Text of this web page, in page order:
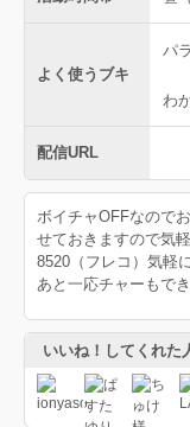
よく使うブキ
パ
わ
配信URL
ボイチャOFFなので
せておきますので気
8520（フレコ）気軽
あと一応チャーもで
いいね！してくれた